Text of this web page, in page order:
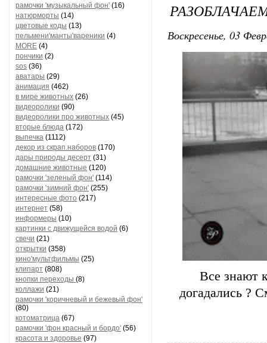
рамочки 'музыкальный фон' (16)
натюрморты (14)
цветовые коды (13)
пельмени'манты'вареники (4)
MORE (4)
пончики (2)
sos (36)
аватары (29)
анимация (462)
в мире животных (26)
видеоролики (90)
видеоролики про животных (45)
вторые блюда (172)
выпечка (1112)
декор из скрап.наборов (170)
дары природы десерт (31)
домашние животные (120)
рамочки 'зеленый фон' (114)
рамочки 'зимний фон' (255)
интересные фото (217)
интернет (58)
информеры (10)
картинки с движущейся водой (6)
свечи (21)
открытки (358)
кино'мультфильмы (25)
клипарт (808)
кнопки переходы (8)
коллажи (21)
рамочки 'коричневый и бежевый фон'
(80)
котоматрица (67)
рамочки 'фон красный и бордо' (56)
красота и здоровье (97)
Воскресенье, 03
Все знают
догадались ?